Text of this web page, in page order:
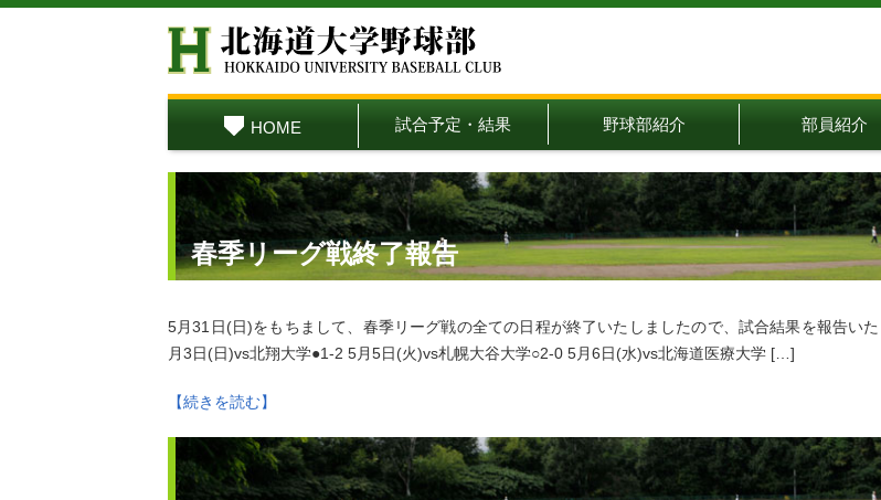
HOME 試合予定・結果 野球部紹介 部員紹介
春季リーグ戦終了報告
5月31日(日)をもちまして、春季リーグ戦の全ての日程が終了いたしましたので、試合結果を報告い
月3日(日)vs北翔大学●1-2 5月5日(火)vs札幌大谷大学○2-0 5月6日(水)vs北海道医療大学 […]
【続きを読む】